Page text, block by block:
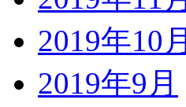
2019年10月
2019年9月